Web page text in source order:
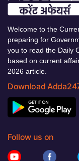
Welcome to the
preparing for
you to read the Daily
based on current
2026 article.
Download
Follow us on